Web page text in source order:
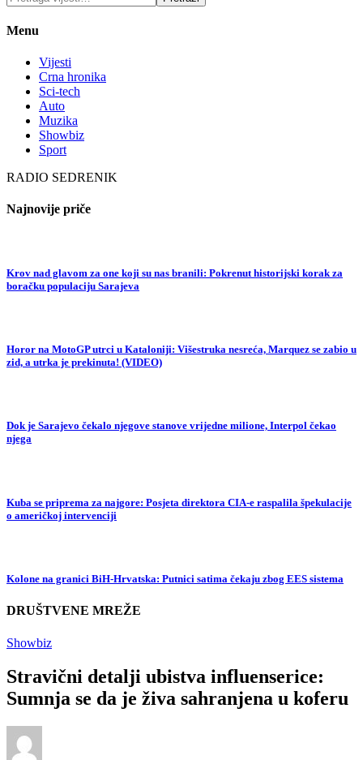
Menu
Vijesti
Crna hronika
Sci-tech
Auto
Muzika
Showbiz
Sport
RADIO SEDRENIK
Najnovije priče
Krov nad glavom za one koji su nas branili: Pokrenut historijski korak za
boračku populaciju Sarajeva
Horor na MotoGP utrci u Kataloniji: Višestruka nesreća, Marquez se zabio u
zid, a utrka je prekinuta! (VIDEO)
Dok je Sarajevo čekalo njegove stanove vrijedne milione, Interpol čekao
njega
Kuba se priprema za najgore: Posjeta direktora CIA-e raspalila špekulacije
o američkoj intervenciji
Kolone na granici BiH-Hrvatska: Putnici satima čekaju zbog EES sistema
DRUŠTVENE MREŽE
Showbiz
Stravični detalji ubistva influenserice:
Sumnja se da je živa sahranjena u koferu